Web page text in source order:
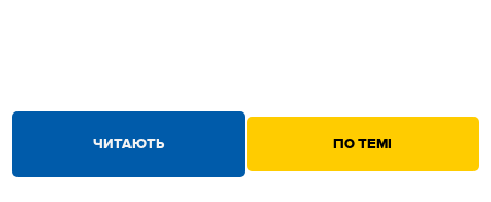
ЧИТАЮТЬ ПО ТЕМІ